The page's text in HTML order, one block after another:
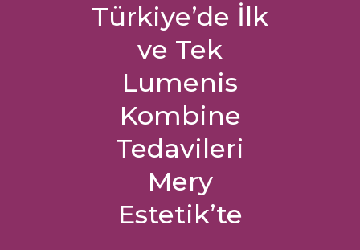
Türkiye’de İlk
ve Tek
Lumenis
Kombine
Tedavileri
Mery
Estetik’te